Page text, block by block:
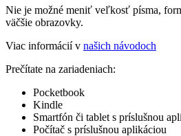
Nie je možné meniť veľkosť písma,
väčšie obrazovky.
Viac informácií v našich návodoch
Prečítate na zariadeniach:
Pocketbook
Kindle
Smartfón či tablet s príslušnou
Počítač s príslušnou aplikáciou